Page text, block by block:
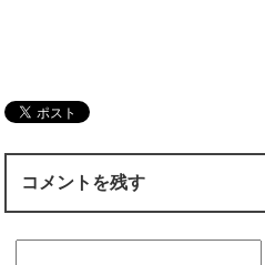
コメントを残す